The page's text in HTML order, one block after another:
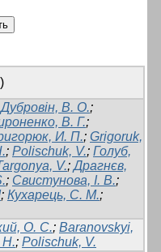
Дубровін, В. О.;
В. Г.;
И. П.; Grigoruk,
; Polischuk, V.; Голуб,
V.;Драгнєв,
; Свистунова, І. В.;
; Кухарець, С. М.;
О. С.; Baranovskyi,
Н.; Polischuk, V.